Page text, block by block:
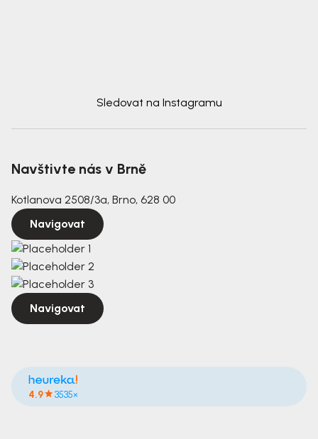
Sledovat na Instagramu
Navštivte nás v Brně
Kotlanova 2508/3a, Brno, 628 00
Navigovat
Navigovat
4.9 3535×